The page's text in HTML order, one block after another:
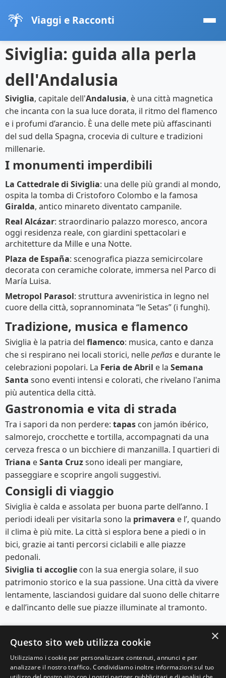
🌴 Viaggi e Racconti
Siviglia: guida alla perla
dell'Andalusia
Siviglia, capitale dell'Andalusia, è una città magnetica
che incanta con la sua luce dorata, il ritmo del flamenco
e i profumi d’arancio. È una delle mete più affascinanti
del sud della Spagna, crocevia di culture e tradizioni
millenarie.
I monumenti imperdibili
La Cattedrale di Siviglia: una delle più grandi al mondo,
ospita la tomba di Cristoforo Colombo e la famosa
Giralda, antico minareto diventato campanile.
Real Alcázar: straordinario palazzo moresco, ancora
oggi residenza reale, con giardini spettacolari e
architetture da Mille e una Notte.
Plaza de España: scenografica piazza semicircolare
decorata con ceramiche colorate, immersa nel Parco di
María Luisa.
Metropol Parasol: struttura avveniristica in legno nel
cuore della città, soprannominata “le Setas” (i funghi).
Tradizione, musica e flamenco
Siviglia è la patria del flamenco: musica, canto e danza
che si respirano nei locali storici, nellepeñas e durante le
celebrazioni popolari. La Feria de Abril e la Semana
Santa sono eventi intensi e colorati, che rivelano l'anima
più autentica della città.
Gastronomia e vita di strada
Tra i sapori da non perdere: tapas con jamón ibérico,
salmorejo, crocchette e tortilla, accompagnati da una
cerveza fresca o un bicchiere di manzanilla. I quartieri di
Triana eSanta Cruzsono ideali per mangiare,
passeggiare e scoprire angoli suggestivi.
Consigli di viaggio
Siviglia è calda e assolata per buona parte dell’anno. I
periodi ideali per visitarla sono la primavera e l’, quando
il clima è più mite. La città si esplora bene a piedi o in
bici, grazie ai tanti percorsi ciclabili e alle piazze
pedonali.
Siviglia ti accoglie con la sua energia solare, il suo
patrimonio storico e la sua passione. Una città da vivere
lentamente, lasciandosi guidare dal suono delle chitarre
e dall’incanto delle sue piazze illuminate al tramonto.
© 2025 Viaggi e Racconti. Tutti i diritti riservati.
×
Questo sito web utilizza cookie
Utilizziamo i cookie per personalizzare contenuti, annunci e per
analizzare il nostro traffico. Condividiamo inoltre informazioni sul tuo